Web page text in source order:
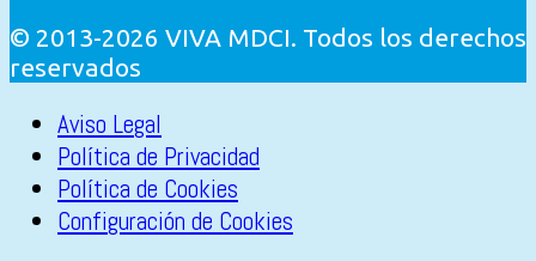
© 2013-2026 VIVA MDCI. Todos los derechos
reservados
Aviso Legal
Política de Privacidad
Política de Cookies
Configuración de Cookies